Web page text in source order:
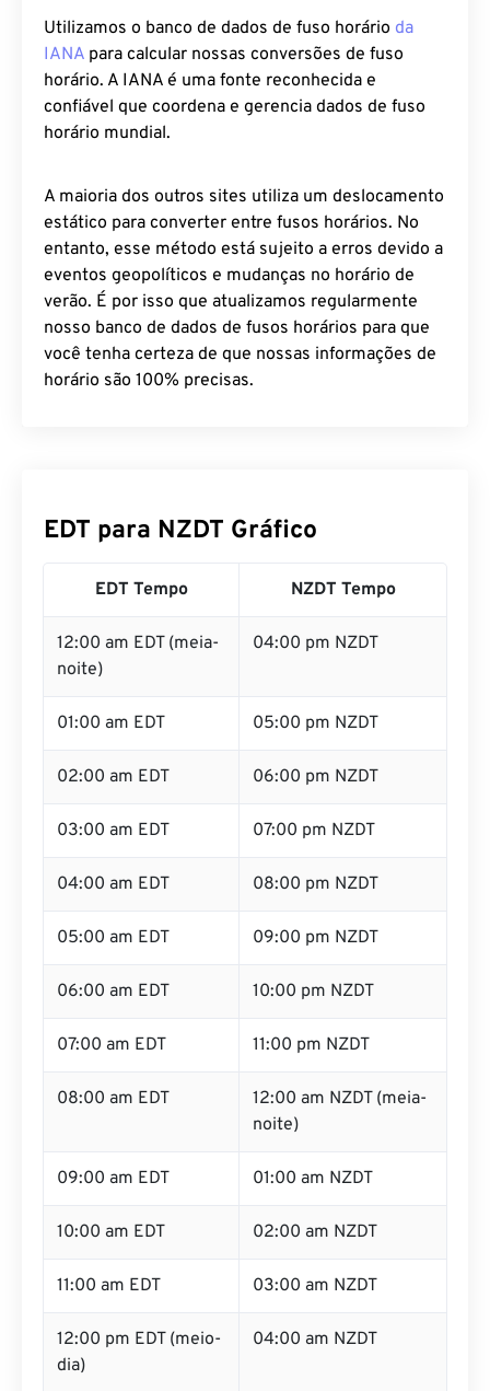
Utilizamos o banco de dados de fuso horário da
IANA para calcular nossas conversões de fuso
horário. A IANA é uma fonte reconhecida e
confiável que coordena e gerencia dados de fuso
horário mundial.
A maioria dos outros sites utiliza um deslocamento
estático para converter entre fusos horários. No
entanto, esse método está sujeito a erros devido a
eventos geopolíticos e mudanças no horário de
verão. É por isso que atualizamos regularmente
nosso banco de dados de fusos horários para que
você tenha certeza de que nossas informações de
horário são 100% precisas.
EDT para NZDT Gráfico
EDT Tempo NZDT Tempo
12:00 am EDT (meia-
noite)
04:00 pm NZDT
01:00 am EDT 05:00 pm NZDT
02:00 am EDT 06:00 pm NZDT
03:00 am EDT 07:00 pm NZDT
04:00 am EDT 08:00 pm NZDT
05:00 am EDT 09:00 pm NZDT
06:00 am EDT 10:00 pm NZDT
07:00 am EDT 11:00 pm NZDT
08:00 am EDT
12:00 am NZDT (meia-
noite)
09:00 am EDT 01:00 am NZDT
10:00 am EDT 02:00 am NZDT
11:00 am EDT 03:00 am NZDT
12:00 pm EDT (meio-
dia)
04:00 am NZDT